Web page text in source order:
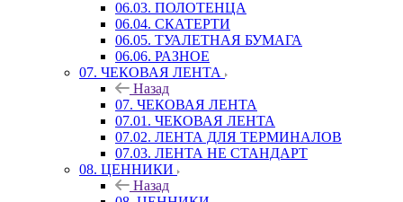
06.03. ПОЛОТЕНЦА
06.04. СКАТЕРТИ
06.05. ТУАЛЕТНАЯ БУМАГА
06.06. РАЗНОЕ
07. ЧЕКОВАЯ ЛЕНТА
Назад
07. ЧЕКОВАЯ ЛЕНТА
07.01. ЧЕКОВАЯ ЛЕНТА
07.02. ЛЕНТА ДЛЯ ТЕРМИНАЛОВ
07.03. ЛЕНТА НЕ СТАНДАРТ
08. ЦЕННИКИ
Назад